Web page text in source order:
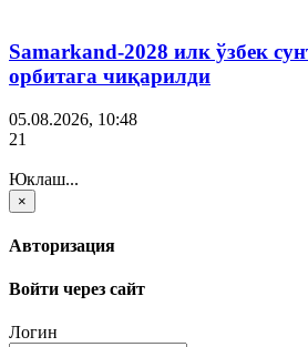
Samarkand-2028 илк ўзбек
орбитага чиқарилди
05.08.2026, 10:48
21
Юклаш...
×
Авторизация
Войти через сайт
Логин